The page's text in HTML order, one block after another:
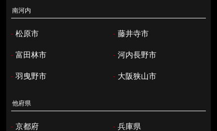
南河内
- 松原市 - 藤井寺市
- 富田林市 - 河内長野市
- 羽曳野市 - 大阪狭山市
他府県
- 京都府 - 兵庫県